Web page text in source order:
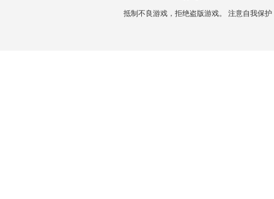
抵制不良游戏，拒绝盗版游戏。 注意自我保